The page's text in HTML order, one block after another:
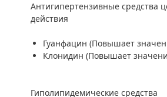
Антигипертензивные средства
действия
Гуанфацин (Повышает
Клонидин (Повышает
Гиполипидемические средства